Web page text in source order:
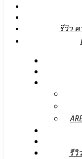
รีวิว
รีวิ